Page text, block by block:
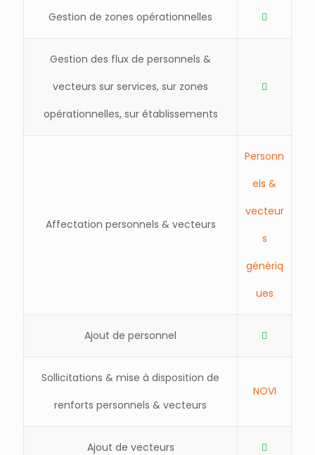
Gestion de zones opérationnelles
Gestion des flux de personnels &
vecteurs sur services, sur zones
opérationnelles, sur établissements
Affectation personnels & vecteurs
Personn
els &
vecteur
s
génériq
ues
Ajout de personnel
Sollicitations & mise à disposition de
renforts personnels & vecteurs
NOVI
Ajout de vecteurs